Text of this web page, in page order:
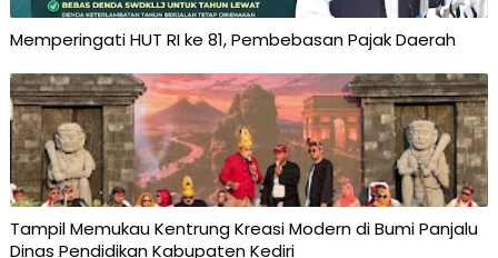
Memperingati HUT RI ke 81, Pembebasan Pajak Daerah
Tampil Memukau Kentrung Kreasi Modern di Bumi Panjalu
Dinas Pendidikan Kabupaten Kediri